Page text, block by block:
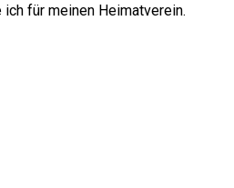
ich für meinen Heimatverein.